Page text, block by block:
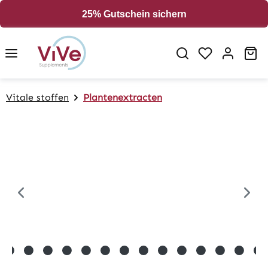
25% Gutschein sichern
Vitale stoffen Plantenextracten